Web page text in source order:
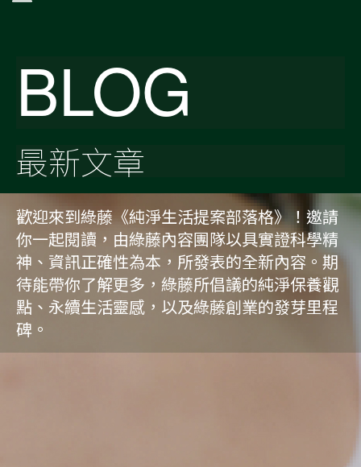
BLOG
最新文章
歡迎來到綠藤《純淨生活提案部落格》！邀請
你一起閱讀，由綠藤內容團隊以具實證科學精
神、資訊正確性為本，所發表的全新內容。期
待能帶你了解更多，綠藤所倡議的純淨保養觀
點、永續生活靈感，以及綠藤創業的發芽里程
碑。